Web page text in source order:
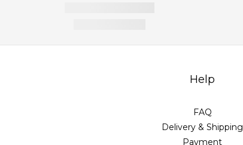
Help
FAQ
Delivery & Shipping
Payment